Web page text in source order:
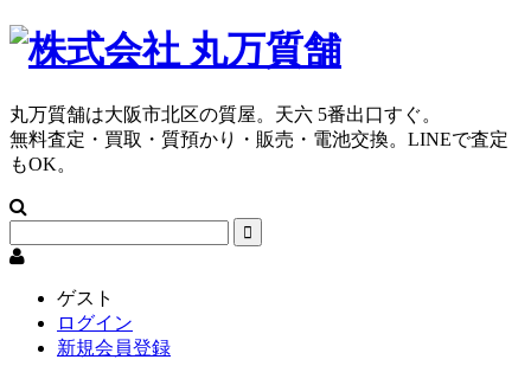
丸万質舗は大阪市北区の質屋。天六 5番出口すぐ。
無料査定・買取・質預かり・販売・電池交換。LINEで査定
もOK。
ゲスト
ログイン
新規会員登録